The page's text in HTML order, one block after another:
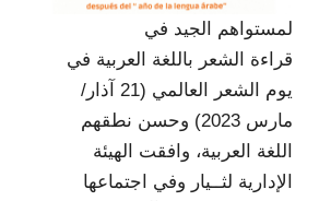
لمستواهم الجيد في
قراءة الشعر باللغة العربية في
يوم الشعر العالمي (21 آذار/
مارس 2023) وحسن نطقهم
اللغة العربية، وافقت الهيئة
الإدارية لثــيار وفي اجتماعها